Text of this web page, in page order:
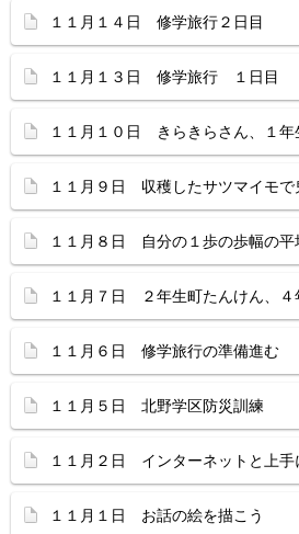
１１月１４日 修学旅行２日目
１１月１３日 修学旅行 １日目
１１月１０日 きらきらさん、１年
１１月９日 収穫したサツマイモで
１１月８日 自分の１歩の歩幅の平
１１月７日 ２年生町たんけん、４
１１月６日 修学旅行の準備進む
１１月５日 北野学区防災訓練
１１月２日 インターネットと上手
１１月１日 お話の絵を描こう